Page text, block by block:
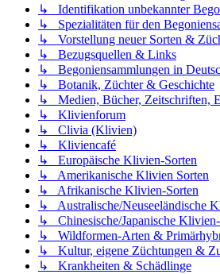
↳ Identifikation unbekannter
↳ Spezialitäten für den
↳ Vorstellung neuer Sorten &
↳ Bezugsquellen & Links
↳ Begoniensammlungen in
↳ Botanik, Züchter & Geschichte
↳ Medien, Bücher, Zeitschriften,
↳ Klivienforum
↳ Clivia (Klivien)
↳ Kliviencafé
↳ Europäische Klivien-Sorten
↳ Amerikanische Klivien Sorten
↳ Afrikanische Klivien-Sorten
↳ Australische/Neuseeländische
↳ Chinesische/Japanische
↳ Wildformen-Arten &
↳ Kultur, eigene Züchtungen &
↳ Krankheiten & Schädlinge